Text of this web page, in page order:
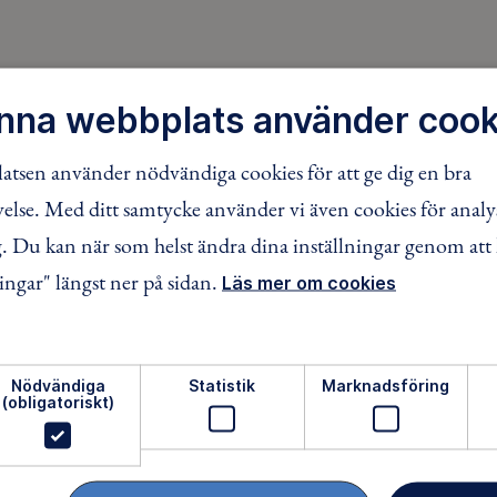
om inte ledaren uttryckligen ber dig göra just det.
av flera olika skäl. Oftast för att det är lite roligare och
ganska flikiga utmed strandlinjen och den som då hoppar
spara på krafterna. Ta aldrig detta beslut själv.
erbjuder dem som vill att åka en kortare och
någon person som följer med dig ut på den kortare
webbplats använder
använder nödvändiga cookies för att ge dig en bra
Med ditt samtycke använder vi även cookies för
Du kan när som helst ändra dina inställningar genom att
längst ner på sidan. Läs mer om cookies
Nödvändiga
(obligatoriskt)
Statistik Marknadsföring